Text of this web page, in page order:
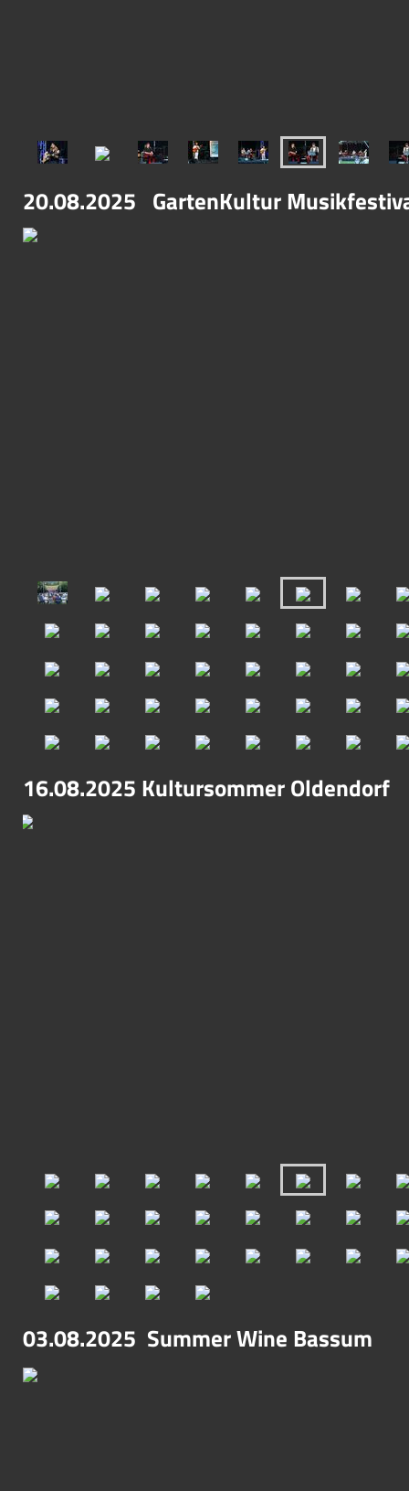
20.08.2025 GartenKultur
16.08.2025 Kultursommer Oldendorf
03.08.2025 Summer Wine Bassum